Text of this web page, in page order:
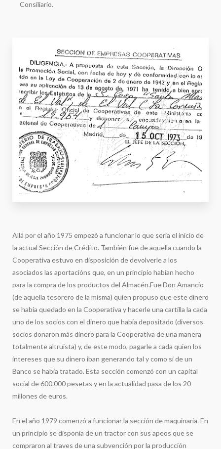
Consiliario.
Allá por el año 1975 empezó a funcionar lo que sería el inicio de
la actual Sección de Crédito. También fue de aquella cuando la
Cooperativa estuvo en disposición de devolverle a los
asociados las aportacións que, en un principio habían hecho
para la compra de los productos del Almacén.Fue Don Amancio
(de aquella tesorero de la misma) quien propuso que este dinero
se había quedado en la Cooperativa y hacerle una cartilla la cada
uno de los socios con el dinero que había depositado (diversos
socios donaron más dinero para la Cooperativa de una manera
totalmente altruista) y, de este modo, pagarle a cada quien los
intereses que su dinero iban generando tal y como si de un
Banco se había tratado. Esta sección comenzó con un capital
social de 600.000 pesetas y en la actualidad pasa de los 20
millones de euros.
En el año 1979 comenzó a funcionar la sección de maquinaria. En
un principio se disponia de un tractor con sus apeos que se
compraron al traves de una subvención por la producción